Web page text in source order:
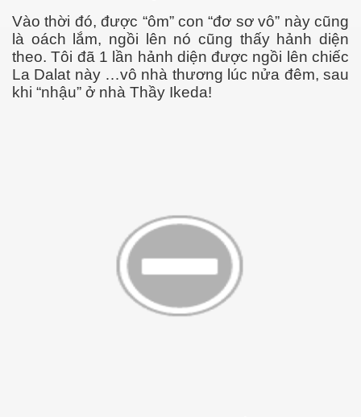
Vào thời đó, được “ôm” con “đơ sơ vô” này cũng
là oách lắm, ngồi lên nó cũng thấy hảnh diện
theo. Tôi đã 1 lần hảnh diện được ngồi lên chiếc
La Dalat này …vô nhà thương lúc nửa đêm, sau
khi “nhậu” ở nhà Thầy Ikeda!